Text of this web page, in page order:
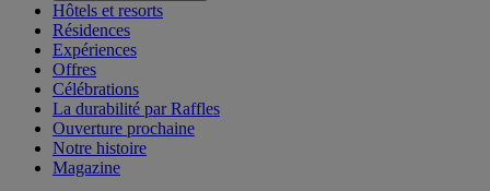
Hôtels et resorts
Résidences
Expériences
Offres
Célébrations
La durabilité par Raffles
Ouverture prochaine
Notre histoire
Magazine